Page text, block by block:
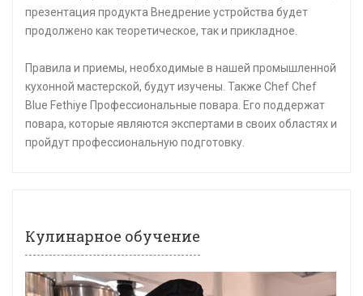
презентация продукта Внедрение устройства будет
продолжено как теоретическое, так и прикладное.
Правила и приемы, необходимые в нашей промышленной
кухонной мастерской, будут изучены. Также Chef Chef
Blue Fethiye Профессиональные повара. Его поддержат
повара, которые являются экспертами в своих областях и
пройдут профессиональную подготовку.
Кулинарное обучение